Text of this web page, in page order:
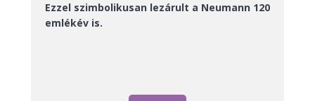
Ezzel szimbolikusan lezárult a Neumann 120
emlékév is.